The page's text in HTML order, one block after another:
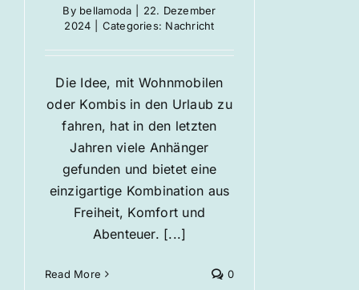
By bellamoda
22. Dezember
2024
Categories: Nachricht
Die Idee, mit Wohnmobilen
oder Kombis in den Urlaub zu
fahren, hat in den letzten
Jahren viele Anhänger
gefunden und bietet eine
einzigartige Kombination aus
Freiheit, Komfort und
Abenteuer. [...]
Read More 0